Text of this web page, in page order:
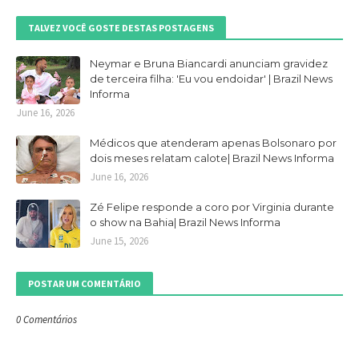
TALVEZ VOCÊ GOSTE DESTAS POSTAGENS
Neymar e Bruna Biancardi anunciam gravidez
de terceira filha: 'Eu vou endoidar' | Brazil News
Informa
June 16, 2026
Médicos que atenderam apenas Bolsonaro por
dois meses relatam calote| Brazil News Informa
June 16, 2026
Zé Felipe responde a coro por Virginia durante
o show na Bahia| Brazil News Informa
June 15, 2026
POSTAR UM COMENTÁRIO
0 Comentários